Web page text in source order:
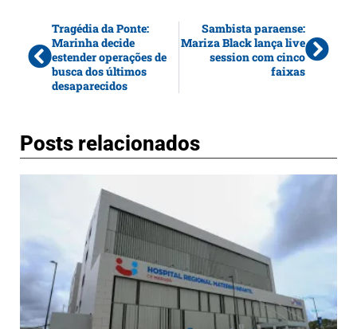
Tragédia da Ponte:
Marinha decide
estender operações de
busca dos últimos
desaparecidos
Sambista paraense:
Mariza Black lança live
session com cinco
faixas
Posts relacionados